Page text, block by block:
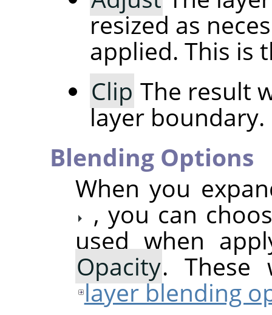
resized as
applied. This is
Clip The result
layer boundary.
Blending Options
When you
, you can
used when
Opacity. These
layer blending